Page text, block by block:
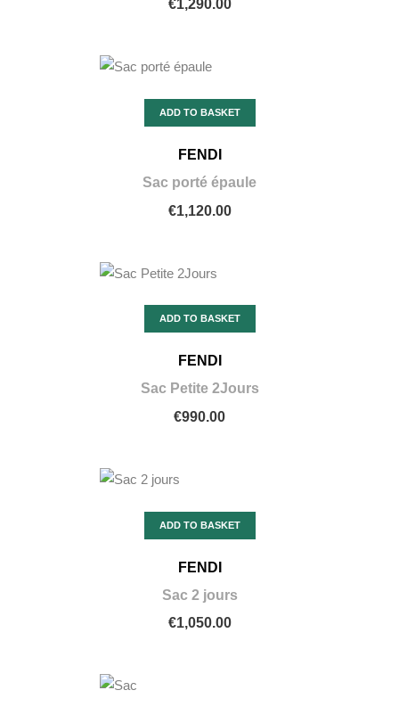
€1,290.00
ADD TO BASKET
FENDI
Sac porté épaule
€1,120.00
ADD TO BASKET
FENDI
Sac Petite 2Jours
€990.00
ADD TO BASKET
FENDI
Sac 2 jours
€1,050.00